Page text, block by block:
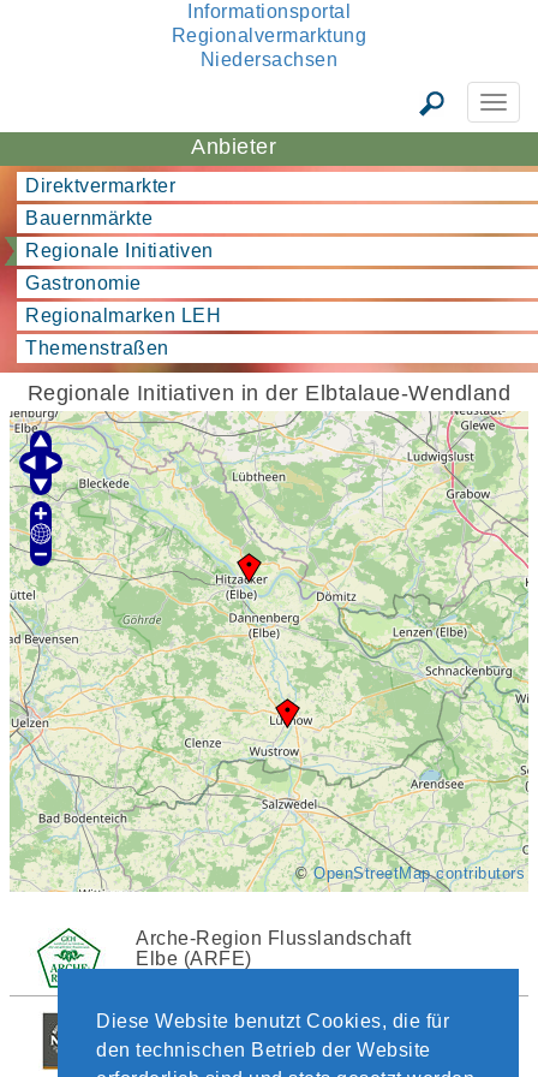
Diese Website benutzt Cookies, die für
den technischen Betrieb der Website
Informationsportal
Regionalvermarktung
Niedersachsen
Anbieter
Direktvermarkter
Bauernmärkte
Regionale Initiativen
Gastronomie
Regionalmarken LEH
Themenstraßen
Regionale Initiativen in der Elbtalaue-Wendland
©OpenStreetMap contributors
Arche-Region Flusslandschaft
Elbe (ARFE)
Bio Kartoffel GmbH Nord & Co.
KG
29439 Lüchow